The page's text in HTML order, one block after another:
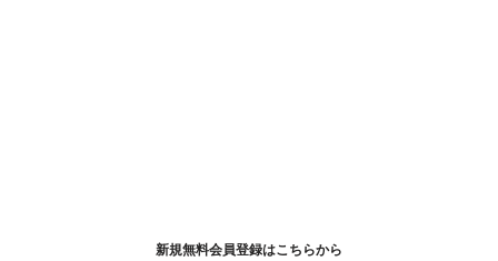
新規無料会員登録はこちらから